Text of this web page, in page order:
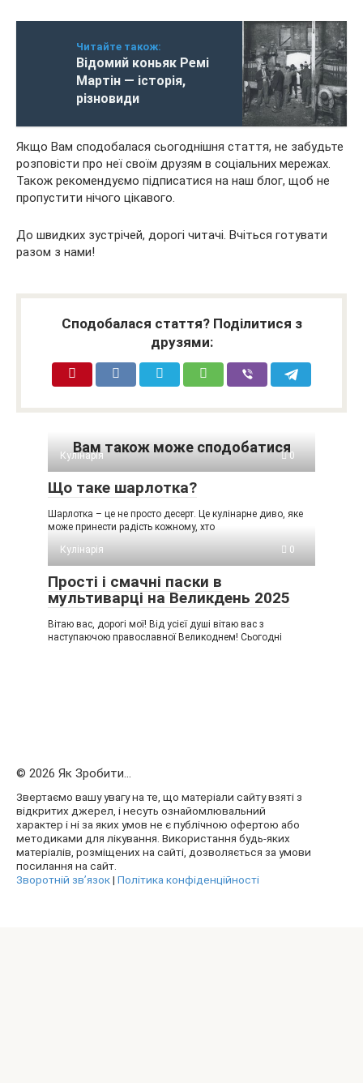
Читайте також:
Відомий коньяк Ремі
Мартін — історія,
різновиди
Якщо Вам сподобалася сьогоднішня стаття, не забудьте
розповісти про неї своїм друзям в соціальних мережах.
Також рекомендуємо підписатися на наш блог, щоб не
пропустити нічого цікавого.
До швидких зустрічей, дорогі читачі. Вчіться готувати
разом з нами!
Сподобалася стаття? Поділитися з
друзями:
Вам також може сподобатися
Кулінарія 0
Що таке шарлотка?
Шарлотка – це не просто десерт. Це кулінарне диво, яке
може принести радість кожному, хто
Кулінарія
0
Прості і смачні паски в
мультиварці на Великдень 2025
Вітаю вас, дорогі мої! Від усієї душі вітаю вас з
наступаючою православної Великоднем! Сьогодні
© 2026 Як Зробити...
Звертаємо вашу увагу на те, що матеріали сайту взяті з
відкритих джерел, і несуть ознайомлювальний
характер і ні за яких умов не є публічною офертою або
методиками для лікування. Використання будь-яких
матеріалів, розміщених на сайті, дозволяється за умови
посилання на сайт.
Зворотній зв’язок| Політика конфіденційності